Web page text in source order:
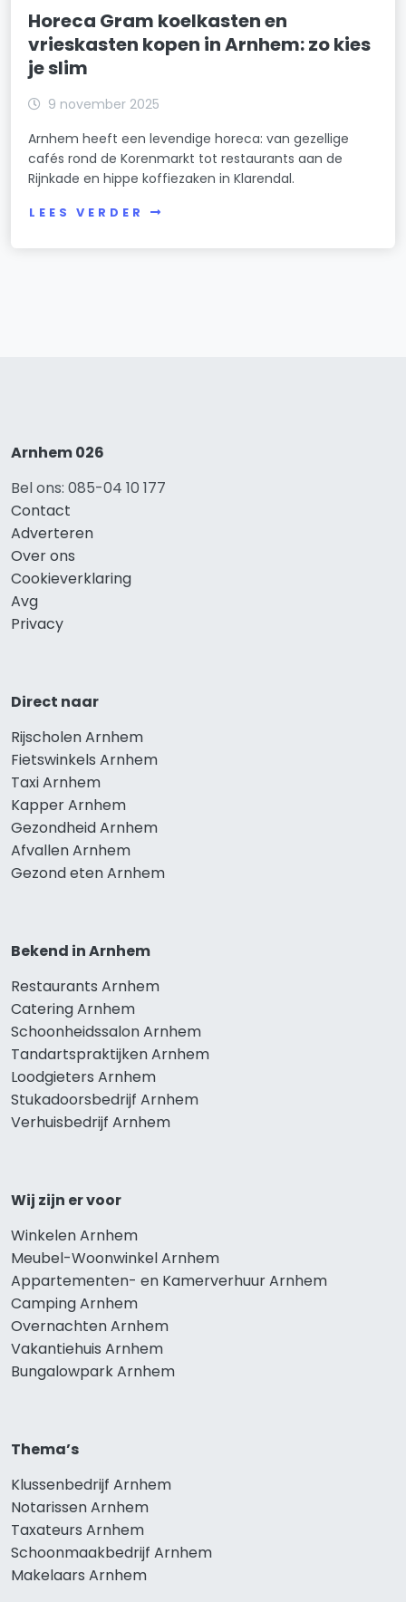
Horeca Gram koelkasten en
vrieskasten kopen in Arnhem: zo kies
je slim
9 november 2025
Arnhem heeft een levendige horeca: van gezellige
cafés rond de Korenmarkt tot restaurants aan de
Rijnkade en hippe koffiezaken in Klarendal.
LEES VERDER
Arnhem 026
Bel ons: 085-04 10 177
Contact
Adverteren
Over ons
Cookieverklaring
Avg
Privacy
Direct naar
Rijscholen Arnhem
Fietswinkels Arnhem
Taxi Arnhem
Kapper Arnhem
Gezondheid Arnhem
Afvallen Arnhem
Gezond eten Arnhem
Bekend in Arnhem
Restaurants Arnhem
Catering Arnhem
Schoonheidssalon Arnhem
Tandartspraktijken Arnhem
Loodgieters Arnhem
Stukadoorsbedrijf Arnhem
Verhuisbedrijf Arnhem
Wij zijn er voor
Winkelen Arnhem
Meubel-Woonwinkel Arnhem
Appartementen- en Kamerverhuur Arnhem
Camping Arnhem
Overnachten Arnhem
Vakantiehuis Arnhem
Bungalowpark Arnhem
Thema’s
Klussenbedrijf Arnhem
Notarissen Arnhem
Taxateurs Arnhem
Schoonmaakbedrijf Arnhem
Makelaars Arnhem